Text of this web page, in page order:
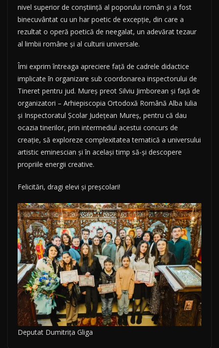
nivel superior de conștiință al poporului român și a fost
binecuvântat cu un har poetic de excepție, din care a
rezultat o operă poetică de neegalat, un adevărat tezaur
al limbii române și al culturii universale.
Îmi exprim întreaga apreciere față de cadrele didactice
implicate īn organizare sub coordonarea inspectorului de
Tineret pentru jud. Mureș preot Silviu Jimborean și față de
organizatori – Arhiepiscopia Ortodoxă Română Alba Iulia
și Inspectoratul Școlar Județean Mureș, pentru că dau
ocazia tinerilor, prin intermediul acestui concurs de
creație, să exploreze complexitatea tematică a universului
artistic eminescian și în același timp să-și descopere
propriile energii creative.
Felicitări, dragi elevi și preșcolari!
Deputat Dumitrița Gliga